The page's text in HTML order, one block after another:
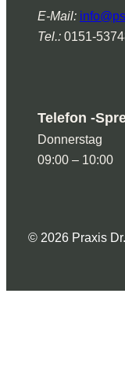
E-Mail:
Tel.: 0151-
Telefon -
Donnerstag
09:00 – 10:00
© 2026 Praxis